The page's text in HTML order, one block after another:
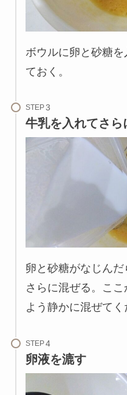
ボウルに卵と砂糖
ておく。
STEP
牛乳を入れてさら
卵と砂糖がなじん
さらに混ぜる。こ
よう静かに混ぜてく
STEP
卵液を漉す